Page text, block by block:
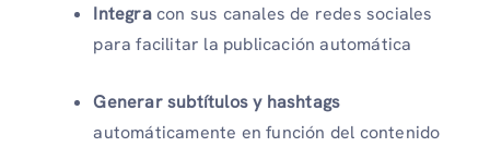
Integracon sus canales de redes sociales
para facilitar la publicación automática
Generar subtítulos y hashtags
automáticamente en función del contenido